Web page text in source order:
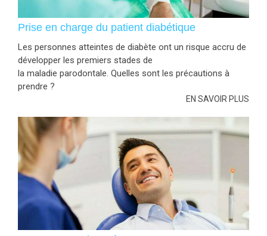
Prise en charge du patient diabétique
Les personnes atteintes de diabète ont un risque accru de
développer les premiers stades de
la maladie parodontale. Quelles sont les précautions à
prendre ?
EN SAVOIR PLUS